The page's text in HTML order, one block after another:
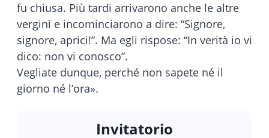
fu chiusa. Più tardi arrivarono anche le altre
vergini e incominciarono a dire: “Signore,
signore, aprici!”. Ma egli rispose: “In verità io vi
dico: non vi conosco”.
Vegliate dunque, perché non sapete né il
giorno né l’ora».
Invitatorio